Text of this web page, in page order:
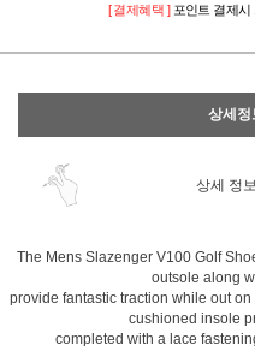
[ 결제혜택 ] 포인트 결제시
상세정
상세 정
The Mens Slazenger V100 Golf
outsole along
provide fantastic traction while out
cushioned insole
completed with a lace